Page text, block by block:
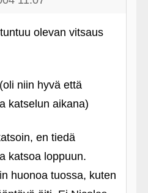
olevan vitsaus
niin hyvä että
katselun aikana)
en tiedä
katsoa loppuun.
huonoa tuossa, kuten